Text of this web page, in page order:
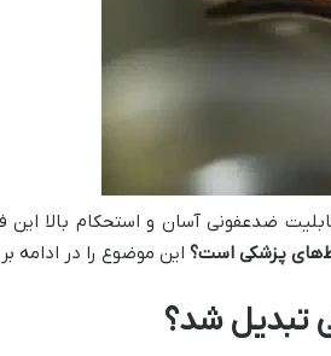
ضدعفونی آسان و استحکام بالا این
پزشکی است؟ این موضوع را در ادامه
تبدیل شد؟